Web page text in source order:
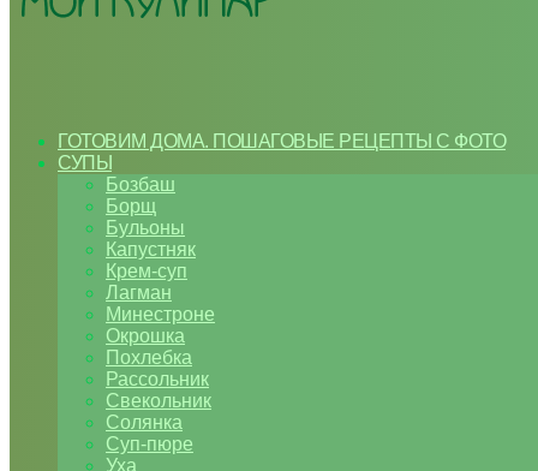
ГОТОВИМ ДОМА. ПОШАГОВЫЕ РЕЦЕПТЫ С ФОТО
СУПЫ
Бозбаш
Борщ
Бульоны
Капустняк
Крем-суп
Лагман
Минестроне
Окрошка
Похлебка
Рассольник
Свекольник
Солянка
Суп-пюре
Уха